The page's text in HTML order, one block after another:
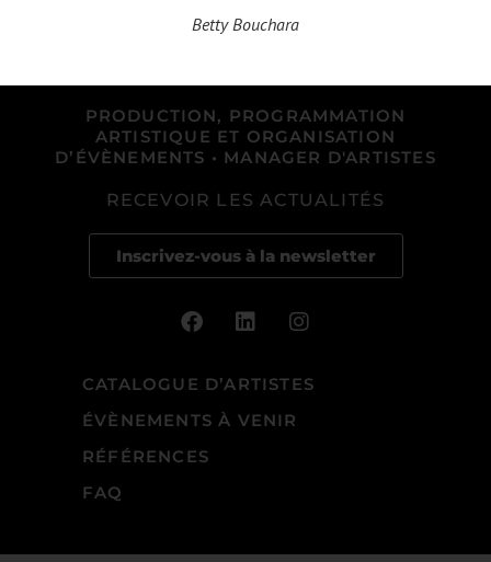
PRODUCTION, PROGRAMMATION
ARTISTIQUE ET ORGANISATION
D’ÉVÈNEMENTS • MANAGER D'ARTISTES
RECEVOIR LES ACTUALITÉS
Inscrivez-vous à la newsletter
CATALOGUE D’ARTISTES
ÉVÈNEMENTS À VENIR
RÉFÉRENCES
FAQ
Betty Bouchara